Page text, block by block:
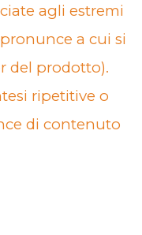
agli estremi
a cui si
del prodotto).
ripetitive o
di contenuto